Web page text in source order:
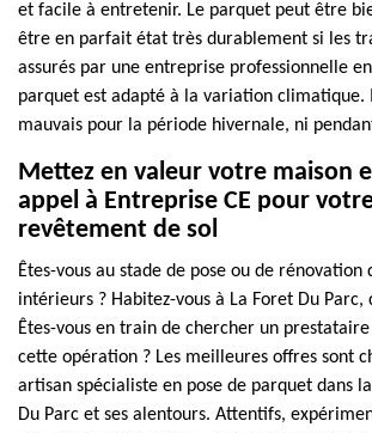
et facile à entretenir. Le parquet peut être
être en parfait état très durablement si les
assurés par une entreprise professionnelle
parquet est adapté à la variation climatique.
mauvais pour la période hivernale, ni
Mettez en valeur votre maison
appel à Entreprise CE pour
revêtement de sol
Êtes-vous au stade de pose ou de rénovation
intérieurs ? Habitez-vous à La Foret Du Parc,
Êtes-vous en train de chercher un
cette opération ? Les meilleures offres sont
artisan spécialiste en pose de parquet dans
Du Parc et ses alentours. Attentifs,